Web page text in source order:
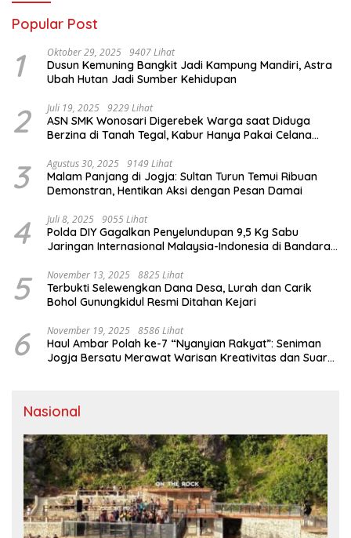
Popular Post
1 Oktober 29, 2025 9407 Lihat
Dusun Kemuning Bangkit Jadi Kampung Mandiri, Astra
Ubah Hutan Jadi Sumber Kehidupan
2 Juli 19, 2025 9229 Lihat
ASN SMK Wonosari Digerebek Warga saat Diduga
Berzina di Tanah Tegal, Kabur Hanya Pakai Celana
3 Agustus 30, 2025 9149 Lihat
Malam Panjang di Jogja: Sultan Turun Temui Ribuan
Demonstran, Hentikan Aksi dengan Pesan Damai
4 Juli 8, 2025 9055 Lihat
Polda DIY Gagalkan Penyelundupan 9,5 Kg Sabu
Jaringan Internasional Malaysia-Indonesia di Bandara
5 November 13, 2025 8825 Lihat
Terbukti Selewengkan Dana Desa, Lurah dan Carik
Bohol Gunungkidul Resmi Ditahan Kejari
6 November 19, 2025 8586 Lihat
Haul Ambar Polah ke-7 “Nyanyian Rakyat”: Seniman
Jogja Bersatu Merawat Warisan Kreativitas dan Suara
Nasional